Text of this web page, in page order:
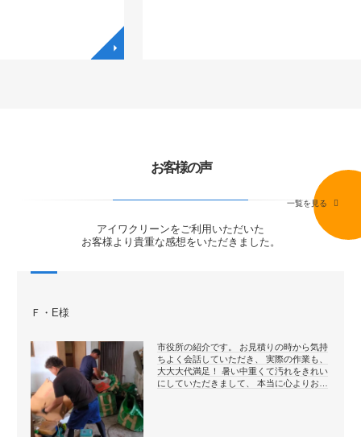
お客様の声
アイワクリーンをご利用いただいた
お客様より貴重な感想をいただきました。
一覧を見る
Ｆ・E様
市役所の紹介です。 お見積りの時から気持
ちよく会話していただき、 実際の作業も、
大大大代満足！ 暑い中重くて汚れをきれい
にしていただきまして、 本当に心よりお…